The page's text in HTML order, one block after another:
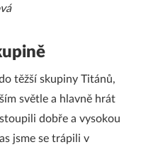
těžší skupiny Titánů,
světle a hlavně hrát
dobře a vysokou
jsme se trápili v